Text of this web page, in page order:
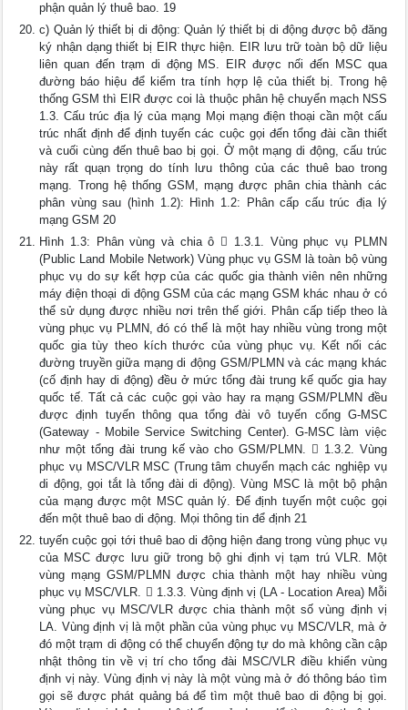
phận quản lý thuê bao. 19
c) Quản lý thiết bị di động: Quản lý thiết bị di động được bộ đăng
ký nhận dạng thiết bị EIR thực hiện. EIR lưu trữ toàn bộ dữ liệu
liên quan đến trạm di động MS. EIR được nối đến MSC qua
đường báo hiệu để kiểm tra tính hợp lệ của thiết bị. Trong hệ
thống GSM thì EIR được coi là thuộc phân hệ chuyển mạch NSS
1.3. Cấu trúc địa lý của mạng Mọi mạng điện thoại cần một cấu
trúc nhất định để định tuyến các cuộc gọi đến tổng đài cần thiết
và cuối cùng đến thuê bao bị gọi. Ở một mạng di động, cấu trúc
này rất quạn trọng do tính lưu thông của các thuê bao trong
mạng. Trong hệ thống GSM, mạng được phân chia thành các
phân vùng sau (hình 1.2): Hình 1.2: Phân cấp cấu trúc địa lý
mạng GSM 20
Hình 1.3: Phân vùng và chia ô  1.3.1. Vùng phục vụ PLMN
(Public Land Mobile Network) Vùng phục vụ GSM là toàn bộ vùng
phục vụ do sự kết hợp của các quốc gia thành viên nên những
máy điện thoại di động GSM của các mạng GSM khác nhau ở có
thể sử dụng được nhiều nơi trên thế giới. Phân cấp tiếp theo là
vùng phục vụ PLMN, đó có thể là một hay nhiều vùng trong một
quốc gia tùy theo kích thước của vùng phục vụ. Kết nối các
đường truyền giữa mạng di động GSM/PLMN và các mạng khác
(cố định hay di động) đều ở mức tổng đài trung kế quốc gia hay
quốc tế. Tất cả các cuộc gọi vào hay ra mạng GSM/PLMN đều
được định tuyến thông qua tổng đài vô tuyến cổng G-MSC
(Gateway - Mobile Service Switching Center). G-MSC làm việc
như một tổng đài trung kế vào cho GSM/PLMN.  1.3.2. Vùng
phục vụ MSC/VLR MSC (Trung tâm chuyển mạch các nghiệp vụ
di động, gọi tắt là tổng đài di động). Vùng MSC là một bộ phận
của mạng được một MSC quản lý. Để định tuyến một cuộc gọi
đến một thuê bao di động. Mọi thông tin để định 21
tuyến cuộc gọi tới thuê bao di động hiện đang trong vùng phục vụ
của MSC được lưu giữ trong bộ ghi định vị tạm trú VLR. Một
vùng mạng GSM/PLMN được chia thành một hay nhiều vùng
phục vụ MSC/VLR.  1.3.3. Vùng định vị (LA - Location Area) Mỗi
vùng phục vụ MSC/VLR được chia thành một số vùng định vị
LA. Vùng định vị là một phần của vùng phục vụ MSC/VLR, mà ở
đó một trạm di động có thể chuyển động tự do mà không cần cập
nhật thông tin về vị trí cho tổng đài MSC/VLR điều khiển vùng
định vị này. Vùng định vị này là một vùng mà ở đó thông báo tìm
gọi sẽ được phát quảng bá để tìm một thuê bao di động bị gọi.